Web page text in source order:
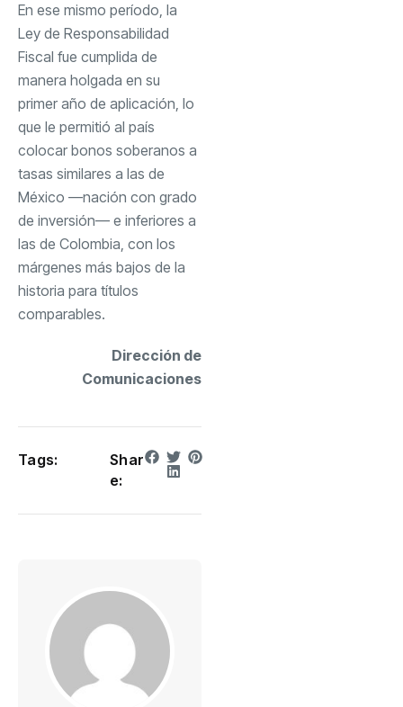
En ese mismo período, la
Ley de Responsabilidad
Fiscal fue cumplida de
manera holgada en su
primer año de aplicación, lo
que le permitió al país
colocar bonos soberanos a
tasas similares a las de
México —nación con grado
de inversión— e inferiores a
las de Colombia, con los
márgenes más bajos de la
historia para títulos
comparables.
Dirección de
Comunicaciones
Tags:
Shar
e: